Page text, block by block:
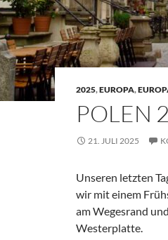
2025,EUROPA,
POLEN
21. JULI 2025
Unseren letzten
wir mit einem
am Wegesrand
Westerplatte.